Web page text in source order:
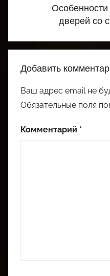
дверей со
Добавить
Ваш адрес email не
Обязательные поля
Комментарий *